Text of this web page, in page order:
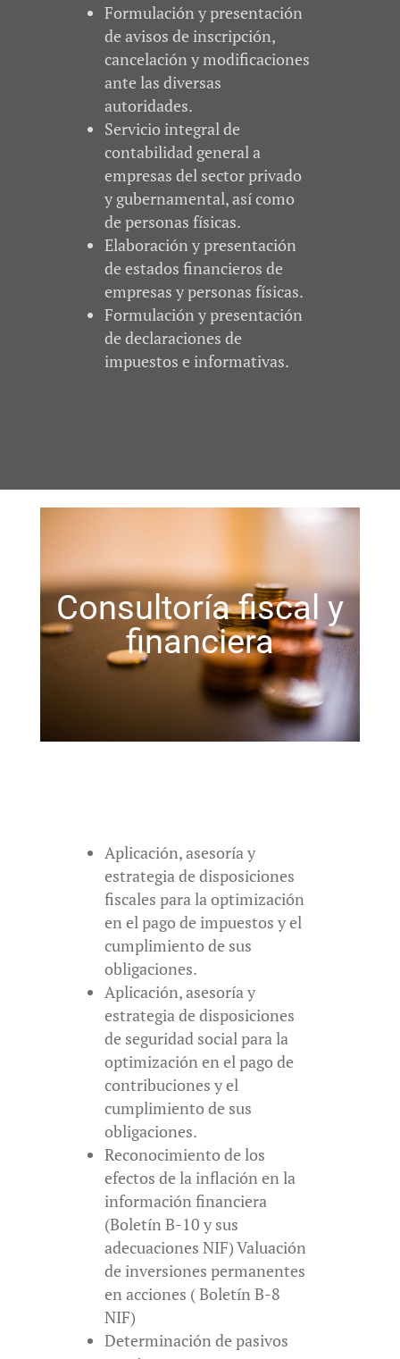
Formulación y presentación
de avisos de inscripción,
cancelación y modificaciones
ante las diversas
autoridades.
Servicio integral de
contabilidad general a
empresas del sector privado
y gubernamental, así como
de personas físicas.
Elaboración y presentación
de estados financieros de
empresas y personas físicas.
Formulación y presentación
de declaraciones de
impuestos e informativas.
Consultoría fiscal y
financiera
Aplicación, asesoría y
estrategia de disposiciones
fiscales para la optimización
en el pago de impuestos y el
cumplimiento de sus
obligaciones.
Aplicación, asesoría y
estrategia de disposiciones
de seguridad social para la
optimización en el pago de
contribuciones y el
cumplimiento de sus
obligaciones.
Reconocimiento de los
efectos de la inflación en la
información financiera
(Boletín B-10 y sus
adecuaciones NIF) Valuación
de inversiones permanentes
en acciones ( Boletín B-8
NIF)
Determinación de pasivos